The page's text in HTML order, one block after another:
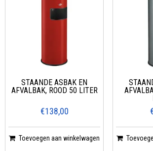
STAANDE ASBAK EN
AFVALBAK, ROOD 50 LITER
€138,00
Toevoegen aan winkelwagen